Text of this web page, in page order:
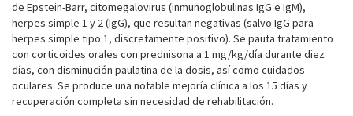
de Epstein-Barr, citomegalovirus (inmunoglobulinas IgG e IgM),
herpes simple 1 y 2 (IgG), que resultan negativas (salvo IgG para
herpes simple tipo 1, discretamente positivo). Se pauta tratamiento
con corticoides orales con prednisona a 1 mg/kg/día durante diez
días, con disminución paulatina de la dosis, así como cuidados
oculares. Se produce una notable mejoría clínica a los 15 días y
recuperación completa sin necesidad de rehabilitación.